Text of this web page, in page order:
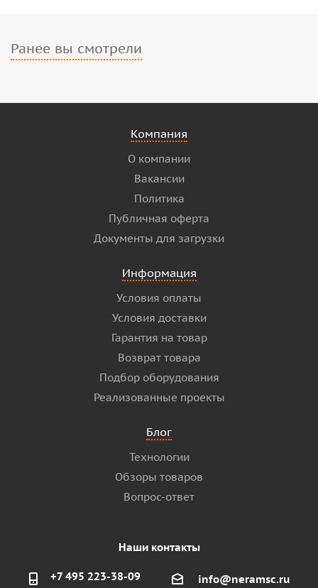
Ранее вы смотрели
Компания
О компании
Вакансии
Политика
Публичная оферта
Документы для загрузки
Информация
Условия оплаты
Условия доставки
Гарантия на товар
Возврат товара
Подбор оборудования
Реализованные проекты
Блог
Технологии
Обзоры товаров
Вопрос-ответ
Наши контакты
+7 495 223-38-09 info@neramsc.ru